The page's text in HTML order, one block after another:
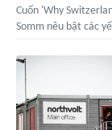
Cuốn 'Why
Somm nêu bật các